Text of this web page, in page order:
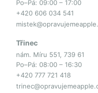
Po–Pá: 09:00 – 17:00
+420 606 034 541
Třinec
nám. Míru 551, 739 61
Po–Pá: 08:00 – 16:30
+420 777 721 418